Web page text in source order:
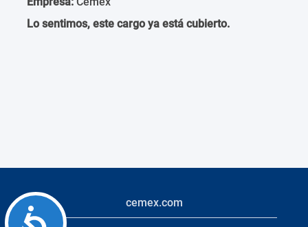
Accessibility
Lo sentimos, este cargo ya está cubierto.
cemex.com